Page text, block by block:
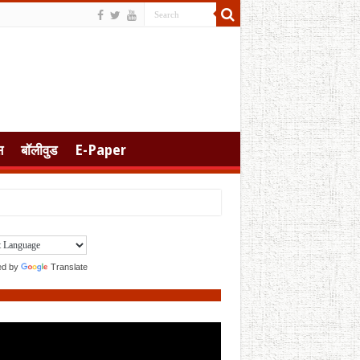
बॉलीवुड E-Paper
by Translate